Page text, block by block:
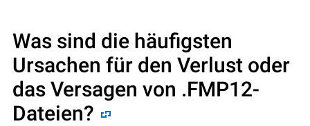
Was sind die häufigsten
Ursachen für den Verlust oder
das Versagen von .FMP12-
Dateien?